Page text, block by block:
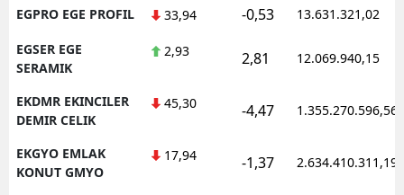
EGPRO EGE PROFIL 33,94 -0,53 13.631.321,02
EGSER EGE
SERAMIK
2,93 2,81 12.069.940,15
EKDMR EKINCILER
DEMIR CELIK
45,30 -4,47 1.355.270.596,56
EKGYO EMLAK
KONUT GMYO
17,94 -1,37 2.634.410.311,19